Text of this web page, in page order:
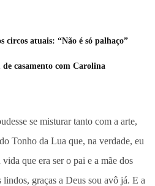
circos atuais: “Não é só palhaço”
casamento com Carolina
se misturar tanto com a arte,
Tonho da Lua que, na verdade, eu
que era ser o pai e a mãe dos
graças a Deus sou avô já. E a